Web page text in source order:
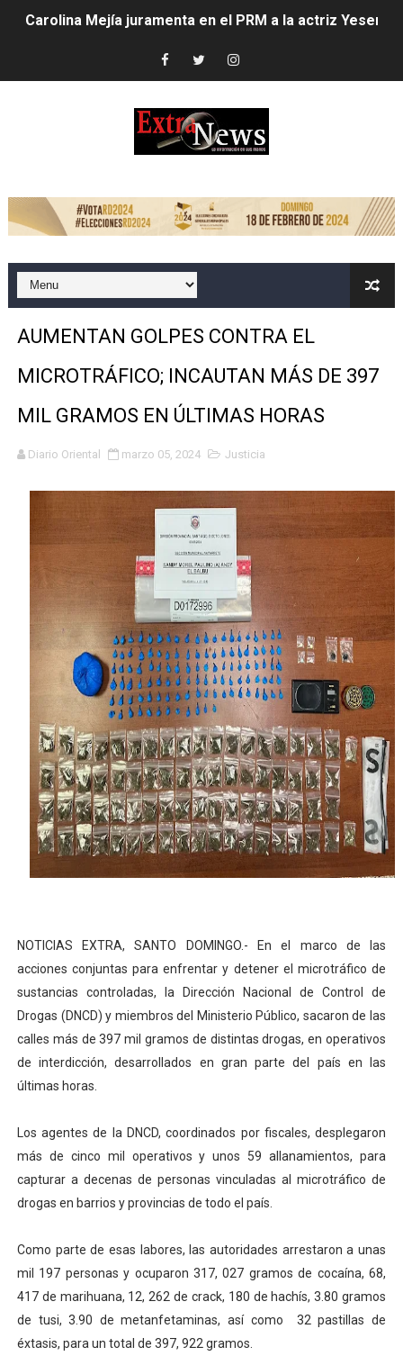
Carolina Mejía juramenta en el PRM a la actriz Yesenia
Club de Villa Francisca entrega trofeo de campeonato
Carolina Mejía dispone mayores acciones ante
LOS HEAT LATIN MUSIC AWARDS ESTÁN LISTOS PARA
EMPRESA DE COURIER ABRE PRIMER LOCKER DEL
Candidato a senador asegura impulsará grandes
Dío Astacio revela encontró deuda de 1,723 millones
Alcaldesa Carolina Mejía inicia cambios en su
Concierto de Jay Wheeler movido al 27 de julio
Ejecutivos de la fundación la Oreja Media y ministra
Carolina Mejía es investida como Académica de
Inauguran capilla católica Virgen Desatanudos en Villa
De periodista a bachatero; Norby Montero presenta
Dominicano Edwin Martínez es designado
Centro Aeronáutico Tripulantes VIP celebra
RD ENTREGA EN EXTRADICIÓN DOMINICANO
Alcaldesa Carolina Mejía conversa y lleva soluciones
Capitán Avispa ; detalles que no se pueden perder de
DELEGACIÓN DE MÉXICO RECONOCE A RD POR SER
Liga Municipal, Fedomu y Fedodim orientan alcaldes
Inespre inicia venta de combos de habichuelas con
DIPLAN presenta logros significativos de gestión
AUMENTAN GOLPES CONTRA EL
MICROTRÁFICO; INCAUTAN MÁS DE 397
MIL GRAMOS EN ÚLTIMAS HORAS
Diario Oriental marzo 05, 2024 Justicia
NOTICIAS EXTRA, SANTO DOMINGO.- En el marco de las
acciones conjuntas para enfrentar y detener el microtráfico de
sustancias controladas, la Dirección Nacional de Control de
Drogas (DNCD) y miembros del Ministerio Público, sacaron de las
calles más de 397 mil gramos de distintas drogas, en operativos
de interdicción, desarrollados en gran parte del país en las
últimas horas.
Los agentes de la DNCD, coordinados por fiscales, desplegaron
más de cinco mil operativos y unos 59 allanamientos, para
capturar a decenas de personas vinculadas al microtráfico de
drogas en barrios y provincias de todo el país.
Como parte de esas labores, las autoridades arrestaron a unas
mil 197 personas y ocuparon 317, 027 gramos de cocaína, 68,
417 de marihuana, 12, 262 de crack, 180 de hachís, 3.80 gramos
de tusi, 3.90 de metanfetaminas, así como 32 pastillas de
éxtasis, para un total de 397, 922 gramos.